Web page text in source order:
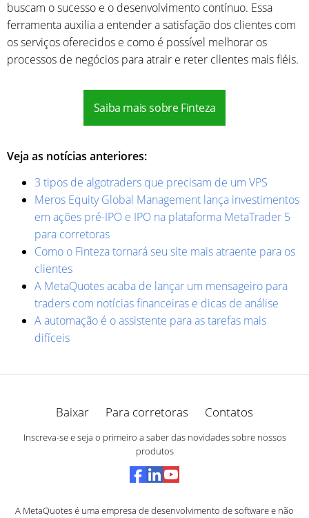
buscam o sucesso e o desenvolvimento contínuo. Essa
ferramenta auxilia a entender a satisfação dos clientes com
os serviços oferecidos e como é possível melhorar os
processos de negócios para atrair e reter clientes mais fiéis.
Saiba mais sobre Finteza
Veja as notícias anteriores:
3 tipos de algotraders que precisam de um VPS
Meros Equity Global Management lança investimentos
em ações pré-IPO e IPO na plataforma MetaTrader 5
para corretoras
Como o Finteza tornará seu site mais atraente para os
clientes
A MetaQuotes acaba de lançar um mensageiro para
traders com notícias financeiras e dicas de análise
A automação é o assistente para as tarefas mais
difíceis
Baixar Para corretoras Contatos
Inscreva-se e seja o primeiro a saber das novidades sobre nossos
produtos
A MetaQuotes é uma empresa de desenvolvimento de software e não